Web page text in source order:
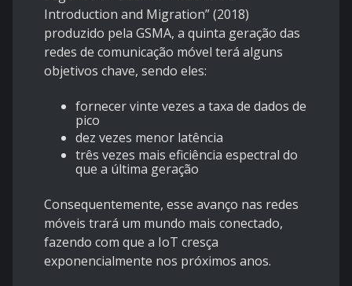
Introduction and Migration” (2018)
produzido pela GSMA, a quinta geração das
redes de comunicação móvel terá alguns
objetivos chave, sendo eles:
fornecer vinte vezes a taxa de dados de
pico
dez vezes menor latência
três vezes mais eficiência espectral do
que a última geração
Consequentemente, esse avanço nas redes
móveis trará um mundo mais conectado,
fazendo com que a IoT cresça
exponencialmente nos próximos anos.